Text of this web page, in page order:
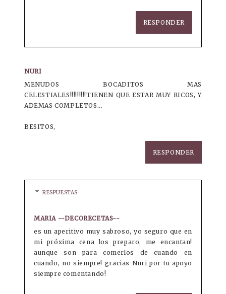
RESPONDER
NURI
MENUDOS BOCADITOS MAS
CELESTIALES!!!!!!!!!TIENEN QUE ESTAR MUY RICOS, Y
ADEMAS COMPLETOS...
BESITOS,
RESPONDER
RESPUESTAS
MARIA --DECORECETAS--
es un aperitivo muy sabroso, yo seguro que en
mi próxima cena los preparo, me encantan!
aunque son para comerlos de cuando en
cuando, no siempre! gracias Nuri por tu apoyo
siempre comentando!